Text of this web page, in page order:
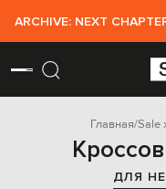
Подарунок за одну
Главная Sale
ДЛЯ